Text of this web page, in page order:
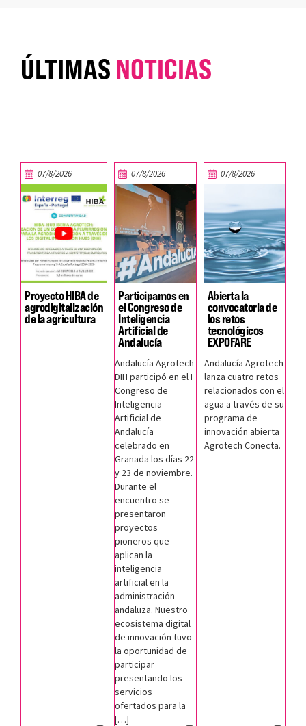
ÚLTIMAS NOTICIAS
07/8/2026
Proyecto HIBA de
agrodigitalización
de la agricultura
07/8/2026
Participamos en
el Congreso de
Inteligencia
Artificial de
Andalucía
Andalucía Agrotech
DIH participó en el I
Congreso de
Inteligencia
Artificial de
Andalucía
celebrado en
Granada los días 22
y 23 de noviembre.
Durante el
encuentro se
presentaron
proyectos
pioneros que
aplican la
inteligencia
artificial en la
administración
andaluza. Nuestro
ecosistema digital
de innovación tuvo
la oportunidad de
participar
presentando los
servicios
ofertados para la
[…]
07/8/2026
Abierta la
convocatoria de
los retos
tecnológicos
EXPOFARE
Andalucía Agrotech
lanza cuatro retos
relacionados con el
agua a través de su
programa de
innovación abierta
Agrotech Conecta.